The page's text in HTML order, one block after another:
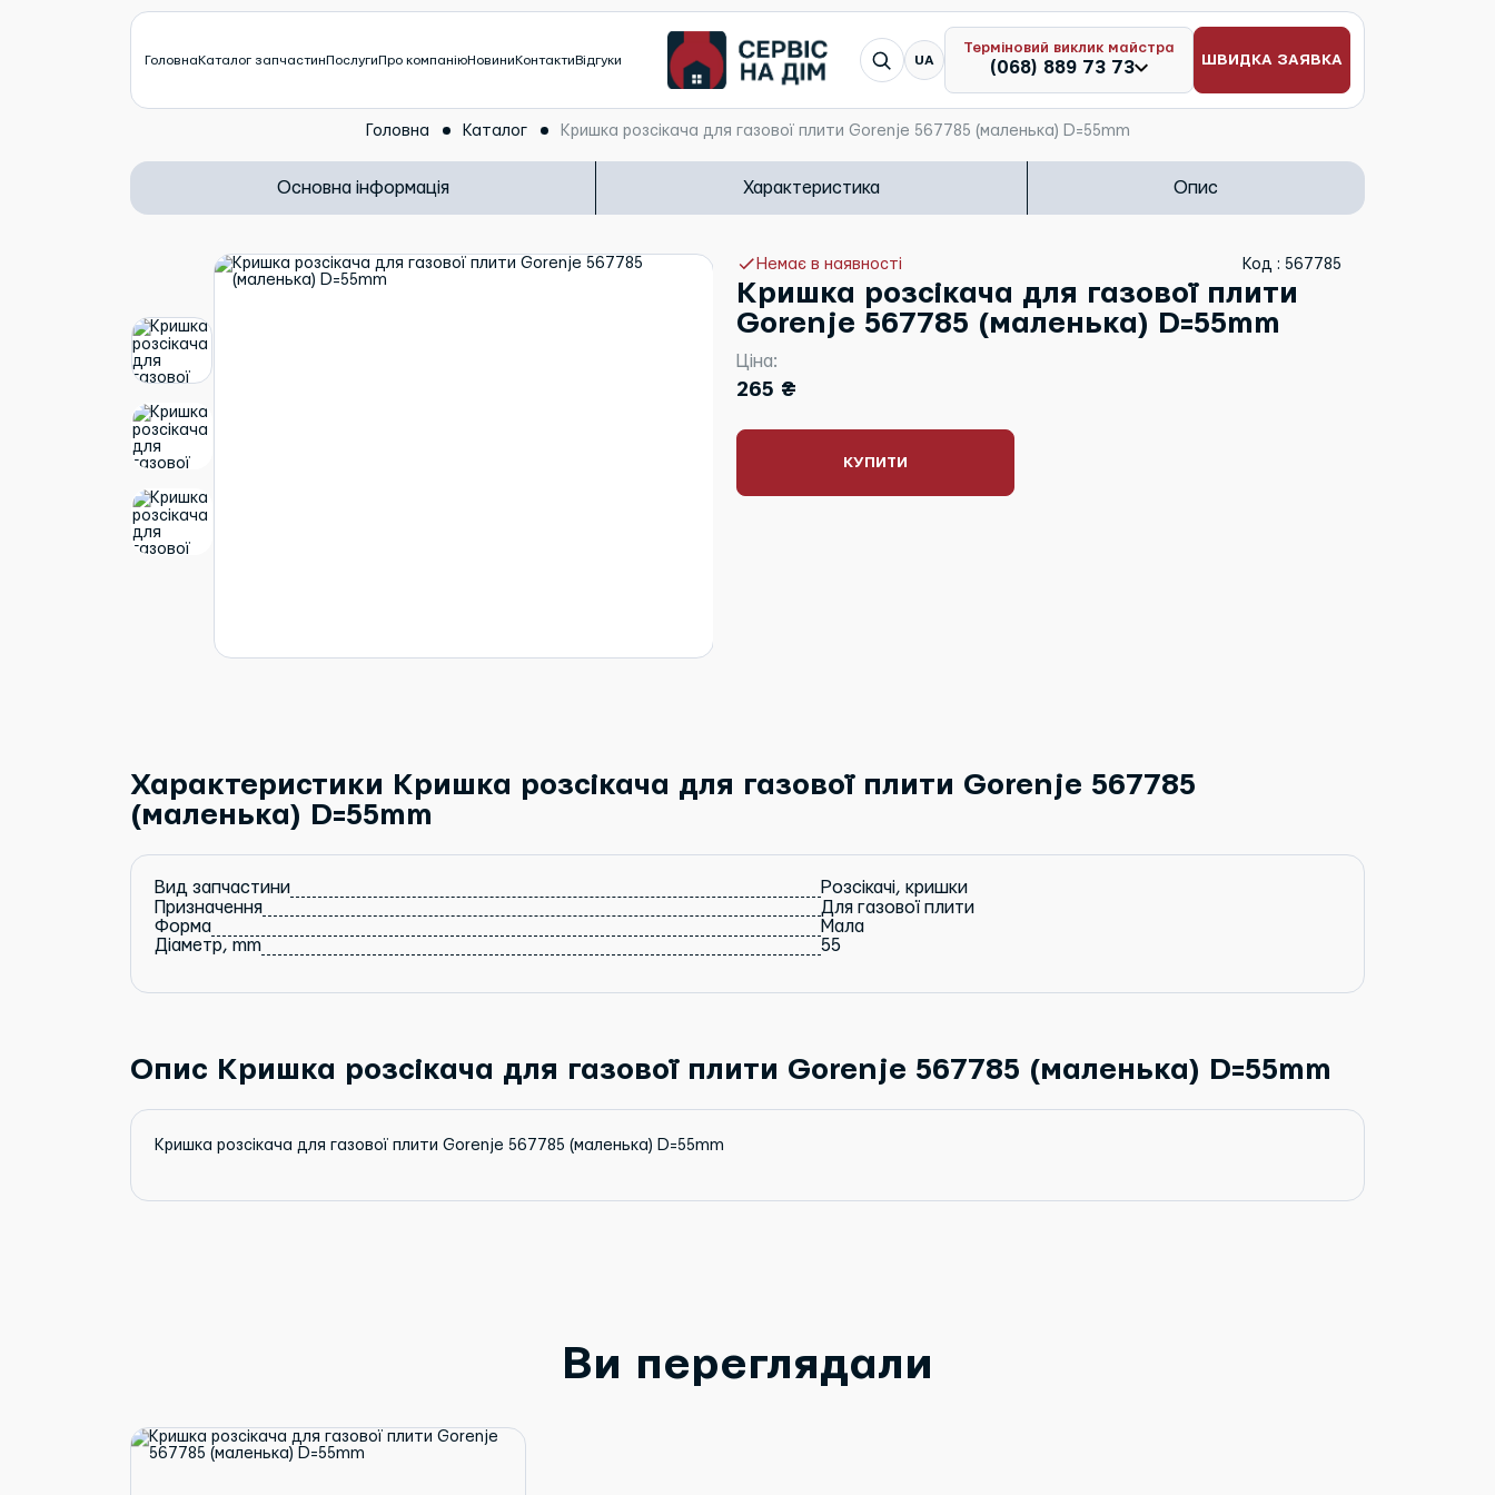
ГоловнаКаталог запчастинПослугиПро компаніюНовиниКонтактиВідгуки Я шукаю...
UA
Терміновий виклик майстра
(068) 889 73 73 ШВИДКА ЗАЯВКА
Головна Каталог Кришка розсікача для газової плити Gorenje 567785 (маленька) D=55mm
Основна інформація Характеристика Опис
Немає в наявності Код : 567785
Кришка розсікача для газової плити
Gorenje 567785 (маленька) D=55mm
Ціна:
265 ₴
КУПИТИ
Характеристики Кришка розсікача для газової плити Gorenje 567785
(маленька) D=55mm
Вид запчастини
Розсікачі, кришки
Призначення
Для газової плити
Форма
Мала
Діаметр, mm
55
Опис Кришка розсікача для газової плити Gorenje 567785 (маленька) D=55mm
Кришка розсікача для газової плити Gorenje 567785 (маленька) D=55mm
Ви переглядали